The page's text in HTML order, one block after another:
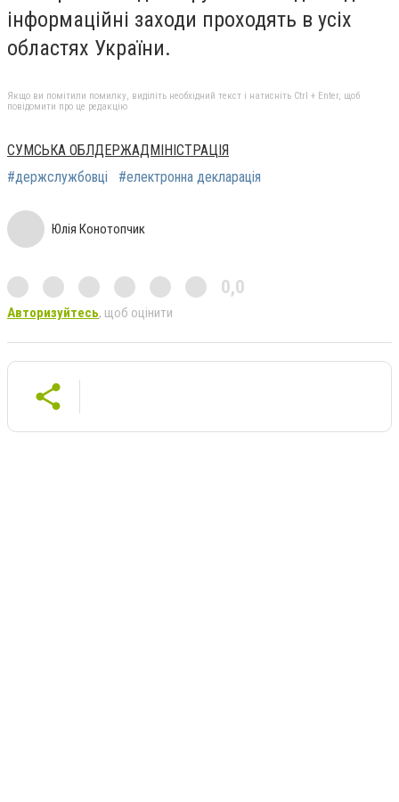
інформаційні заходи проходять в усіх
областях України.
Якщо ви помітили помилку, виділіть необхідний текст і натисніть Ctrl + Enter, щоб
повідомити про це редакцію
СУМСЬКА ОБЛДЕРЖАДМІНІСТРАЦІЯ
#держслужбовці
#електронна декларація
Юлія Конотопчик
0,0
Авторизуйтесь, щоб оцінити